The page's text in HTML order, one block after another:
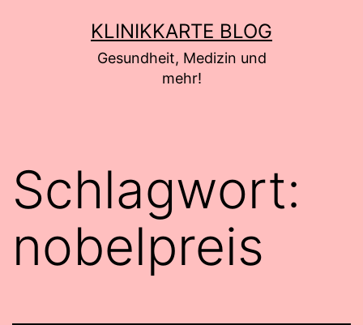
KLINIKKARTE BLOG
Gesundheit, Medizin und
mehr!
Schlagwort:
nobelpreis